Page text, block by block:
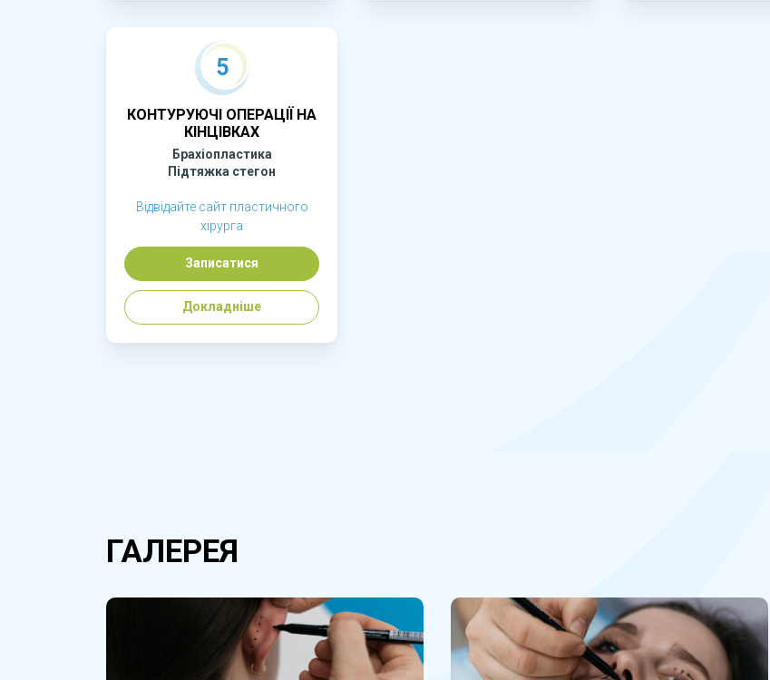
5
КОНТУРУЮЧІ ОПЕРАЦІЇ НА
КІНЦІВКАХ
Брахіопластика
Підтяжка стегон
Відвідайте сайт пластичного
хірурга
Записатися
Докладніше
ГАЛЕРЕЯ